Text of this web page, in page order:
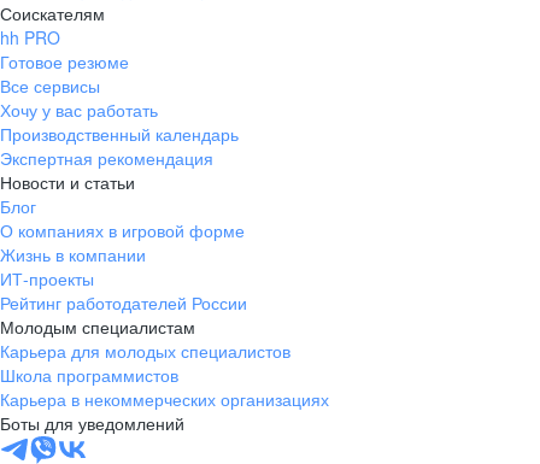
Соискателям
hh PRO
Готовое резюме
Все сервисы
Хочу у вас работать
Производственный календарь
Экспертная рекомендация
Новости и статьи
Блог
О компаниях в игровой форме
Жизнь в компании
ИТ-проекты
Рейтинг работодателей России
Молодым специалистам
Карьера для молодых специалистов
Школа программистов
Карьера в некоммерческих организациях
Боты для уведомлений